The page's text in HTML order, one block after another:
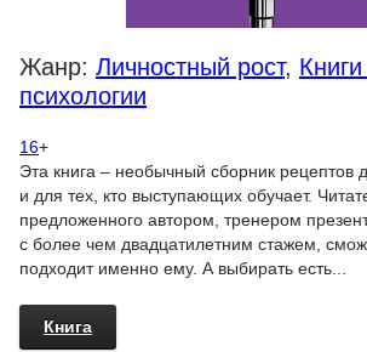
Жанр: Личностный рост,
психологии
16+
Эта книга – необычный сборник рецептов
и для тех, кто выступающих обучает.
предложенного автором, тренером
с более чем двадцатилетним стажем,
подходит именно ему. А выбирать есть...
Книга